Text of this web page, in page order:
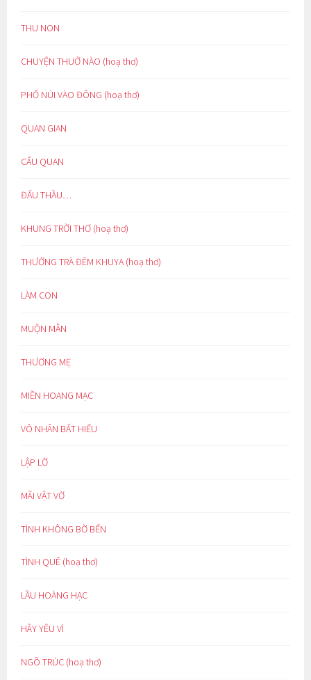
THU NON
CHUYỆN THUỞ NÀO (hoạ thơ)
PHỐ NÚI VÀO ĐÔNG (hoạ thơ)
QUAN GIAN
CẨU QUAN
ĐẤU THẦU…
KHUNG TRỜI THƠ (hoạ thơ)
THƯỞNG TRÀ ĐÊM KHUYA (hoạ thơ)
LÀM CON
MUỘN MẰN
THƯƠNG MẸ
MIỀN HOANG MẠC
VÔ NHÂN BẤT HIẾU
LẬP LỜ
MÃI VẬT VỜ
TÌNH KHÔNG BỜ BẾN
TÌNH QUÊ (hoạ thơ)
LẦU HOÀNG HẠC
HÃY YÊU VÌ
NGÕ TRÚC (hoạ thơ)